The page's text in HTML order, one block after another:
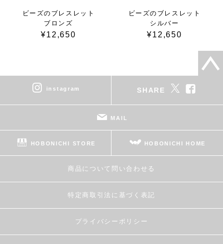
ビーズのブレスレット
ブロンズ
¥12,650
ビーズのブレスレット
シルバー
¥12,650
instagram SHARE
MAIL
HOBONICHI STORE HOBONICHI HOME
商品について問い合わせる
特定商取引法に基づく表記
プライバシーポリシー